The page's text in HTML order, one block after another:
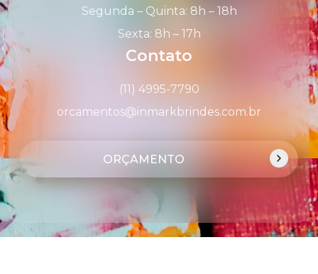
Segunda – Quinta: 8h – 18h
Sexta: 8h – 17h
Contato
(11) 4995-7790
orcamentos@inmarkbrindes.com.br
ORÇAMENTO